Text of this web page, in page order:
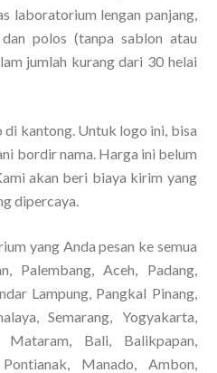
laboratorium lengan panjang,
polos (tanpa sablon atau
jumlah kurang dari 30 helai
di kantong. Untuk logo ini, bisa
bordir nama. Harga ini belum
akan beri biaya kirim yang
dipercaya.
yang Anda pesan ke semua
Palembang, Aceh, Padang,
Lampung, Pangkal Pinang,
Semarang, Yogyakarta,
Mataram, Bali, Balikpapan,
Manado, Ambon,